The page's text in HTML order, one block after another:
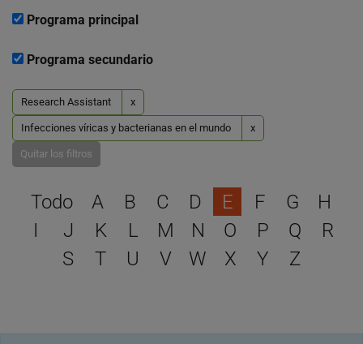
Programa principal
Programa secundario
Research Assistant x
Infecciones víricas y bacterianas en el mundo x
Quitar los filtros
Selecciona una letra
Todo A B C D E F G
H
I
J K L M N O P Q
R
S
T U V W X Y Z